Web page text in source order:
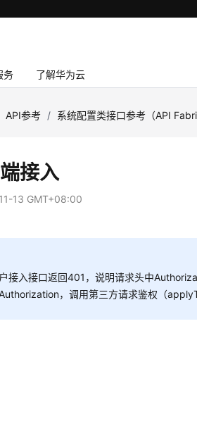
务 了解华为云
API参考 / 系统配置类接口参考（API
接入
13 GMT+08:00
接入接口返回401，说明请求头中
，调用第三方请求鉴权（